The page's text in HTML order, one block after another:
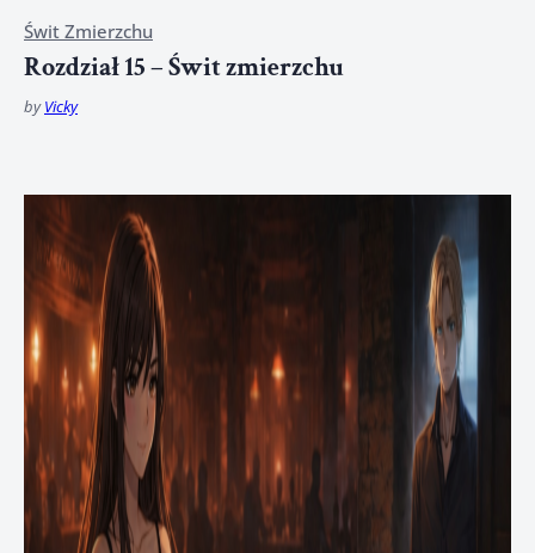
Świt Zmierzchu
Rozdział 15 – Świt zmierzchu
byVicky